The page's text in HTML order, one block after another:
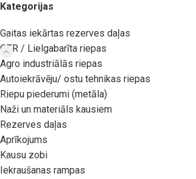
Kategorijas
Gaitas iekārtas rezerves daļas
OTR / Lielgabarīta riepas
Agro industriālās riepas
Autoiekrāvēju/ ostu tehnikas riepas
Riepu piederumi (metāla)
Naži un materiāls kausiem
Rezerves daļas
Aprīkojums
Kausu zobi
Iekraušanas rampas